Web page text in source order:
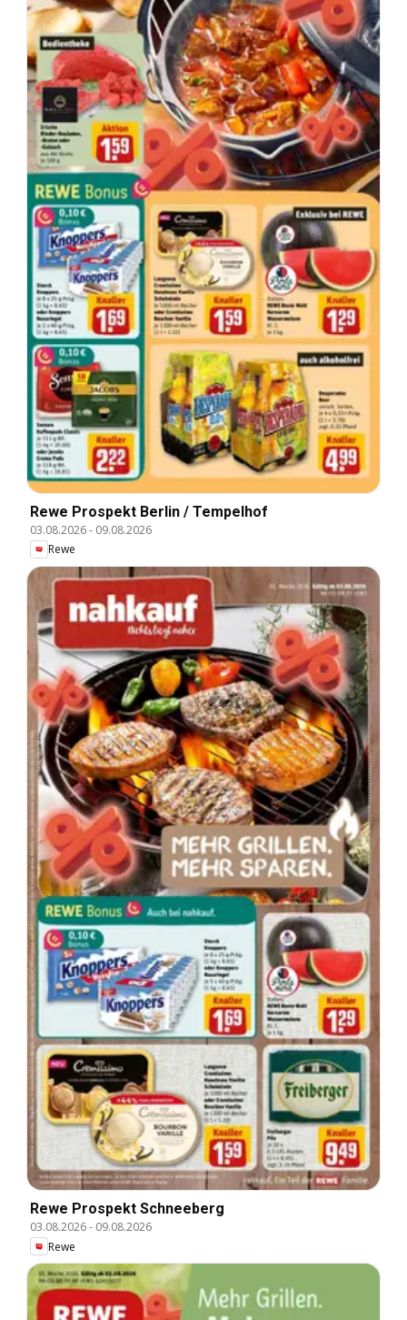
Rewe Prospekt Berlin / Tempelhof
03.08.2026- 09.08.2026
Rewe
Rewe Prospekt Schneeberg
03.08.2026- 09.08.2026
Rewe